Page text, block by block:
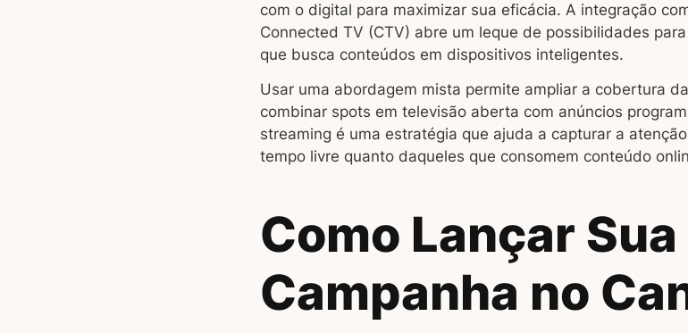
com o digital para maximizar sua eficácia. A integração
Connected TV (CTV) abre um leque de possibilidades
que busca conteúdos em dispositivos inteligentes.
Usar uma abordagem mista permite ampliar a cobertura
combinar spots em televisão aberta com anúncios
streaming é uma estratégia que ajuda a capturar a
tempo livre quanto daqueles que consomem conteúdo
Como Lançar Sua
Campanha no